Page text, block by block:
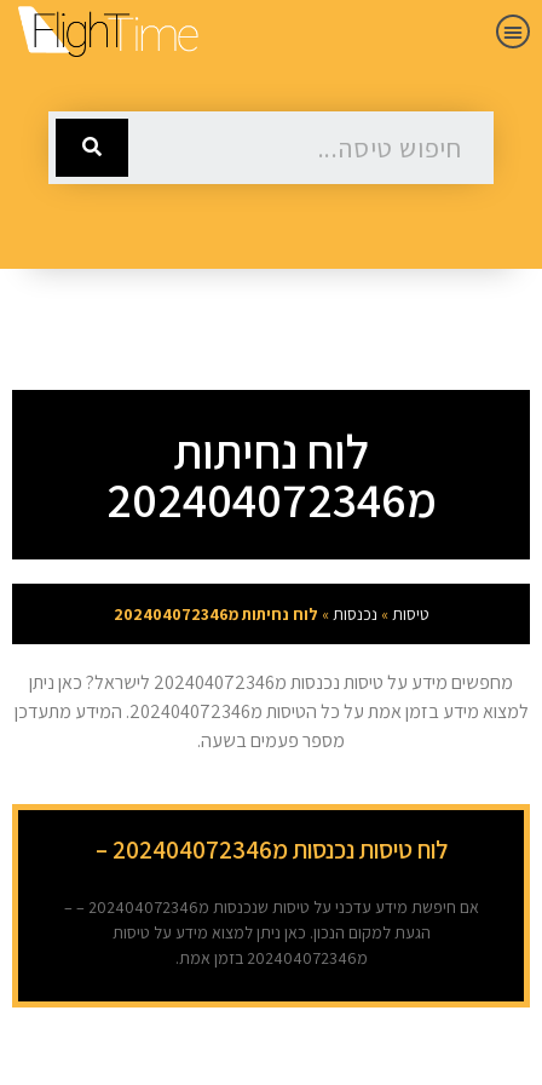
לוח נחיתות
מ202404072346
טיסות » נכנסות » לוח נחיתות מ202404072346
מחפשים מידע על טיסות נכנסות מ202404072346 לישראל? כאן ניתן
למצוא מידע בזמן אמת על כל הטיסות מ202404072346. המידע מתעדכן
מספר פעמים בשעה.
לוח טיסות נכנסות מ202404072346 –
אם חיפשת מידע עדכני על טיסות שנכנסות מ202404072346 – –
הגעת למקום הנכון. כאן ניתן למצוא מידע על טיסות
מ202404072346 בזמן אמת.